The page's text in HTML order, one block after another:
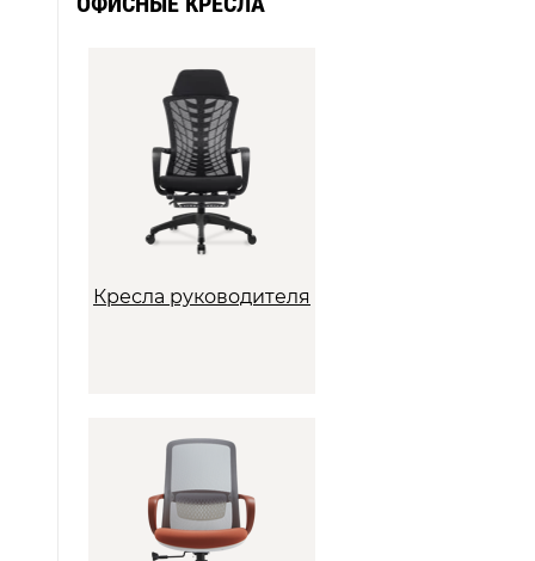
Кресла руководителя